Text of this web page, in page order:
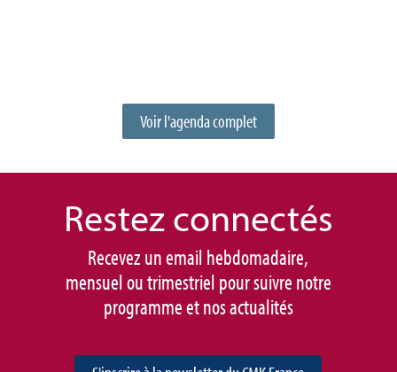
Voir l'agenda complet
Restez connectés
Recevez un email hebdomadaire,
mensuel ou trimestriel pour suivre notre
programme et nos actualités